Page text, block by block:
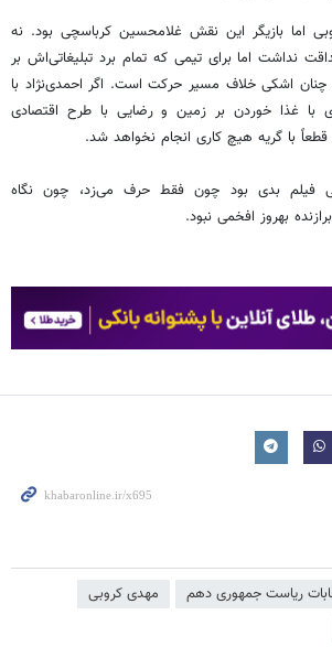
اما بازیگر این نقش غلامحسین کرباسچی بود. نه
نداشت اما برای تیمی که تمام برد تبلیغاتی‌اش بر
اشکی خلاف مسیر حرکت است. اگر احمدی‌نژاد با
با غذا خوردن بر زمین و رضایی با طرح اقتصادی
قطعاً با گریه‌ هیچ کاری انجام نخواهد شد.
فیلم بدی بود چون فقط حرف می‌زد، چون نگاه
بهروز افخمی نبود.
ریاست جمهوری دهم
مهدی کروبی